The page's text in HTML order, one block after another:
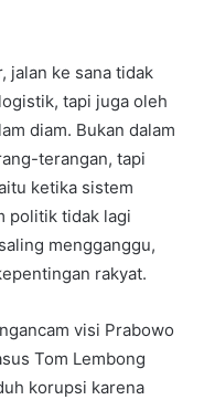
jalan ke sana tidak
tapi juga oleh
diam. Bukan dalam
terangan, tapi
ketika sistem
politik tidak lagi
mengganggu,
rakyat.
visi Prabowo
Tom Lembong
korupsi karena